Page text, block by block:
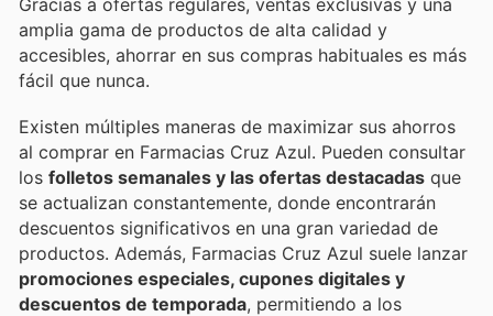
amplia gama de productos de alta calidad y
accesibles, ahorrar en sus compras habituales es más
fácil que nunca.
Existen múltiples maneras de maximizar sus ahorros
al comprar en Farmacias Cruz Azul. Pueden consultar
los folletos semanales y las ofertas destacadas que
se actualizan constantemente, donde encontrarán
descuentos significativos en una gran variedad de
productos. Además, Farmacias Cruz Azul suele lanzar
promociones especiales, cupones digitales y
descuentos de temporada, permitiendo a los